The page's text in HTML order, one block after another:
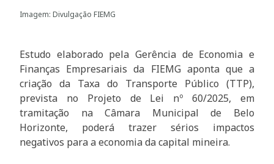
Imagem: Divulgação FIEMG
Estudo elaborado pela Gerência de Economia e
Finanças Empresariais da FIEMG aponta que a
criação da Taxa do Transporte Público (TTP),
prevista no Projeto de Lei nº 60/2025, em
tramitação na Câmara Municipal de Belo
Horizonte, poderá trazer sérios impactos
negativos para a economia da capital mineira.